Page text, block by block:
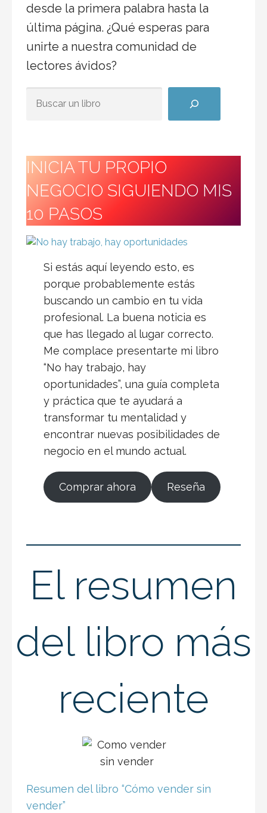
desde la primera palabra hasta la
última página. ¿Qué esperas para
unirte a nuestra comunidad de
lectores ávidos?
INICIA TU PROPIO
NEGOCIO SIGUIENDO MIS
10 PASOS
Si estás aquí leyendo esto, es
porque probablemente estás
buscando un cambio en tu vida
profesional. La buena noticia es
que has llegado al lugar correcto.
Me complace presentarte mi libro
“No hay trabajo, hay
oportunidades”, una guía completa
y práctica que te ayudará a
transformar tu mentalidad y
encontrar nuevas posibilidades de
negocio en el mundo actual.
Comprar ahora Reseña
El resumen
del libro más
reciente
Resumen del libro “Cómo vender sin
vender”